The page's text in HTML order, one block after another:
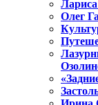
Олег